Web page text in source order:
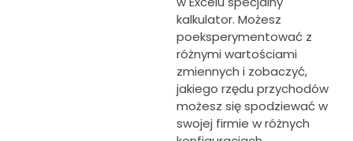
kalkulator. Możesz
poeksperymentować z
różnymi wartościami
zmiennych i zobaczyć,
jakiego rzędu przychodów
możesz się spodziewać w
swojej firmie w różnych